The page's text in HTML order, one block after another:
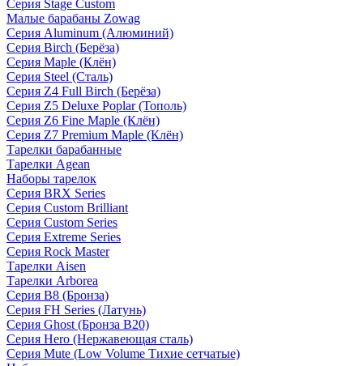
Серия Stage Custom
Малые барабаны Zowag
Серия Aluminum (Алюминий)
Серия Birch (Берёза)
Серия Maple (Клён)
Серия Steel (Сталь)
Серия Z4 Full Birch (Берёза)
Серия Z5 Deluxe Poplar (Тополь)
Серия Z6 Fine Maple (Клён)
Серия Z7 Premium Maple (Клён)
Тарелки барабанные
Тарелки Agean
Наборы тарелок
Серия BRX Series
Серия Custom Brilliant
Серия Custom Series
Серия Extreme Series
Серия Rock Master
Тарелки Aisen
Тарелки Arborea
Серия B8 (Бронза)
Серия FH Series (Латунь)
Серия Ghost (Бронза B20)
Серия Hero (Нержавеющая сталь)
Серия Mute (Low Volume Тихие сетчатые)